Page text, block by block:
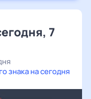
7
знака на сегодня